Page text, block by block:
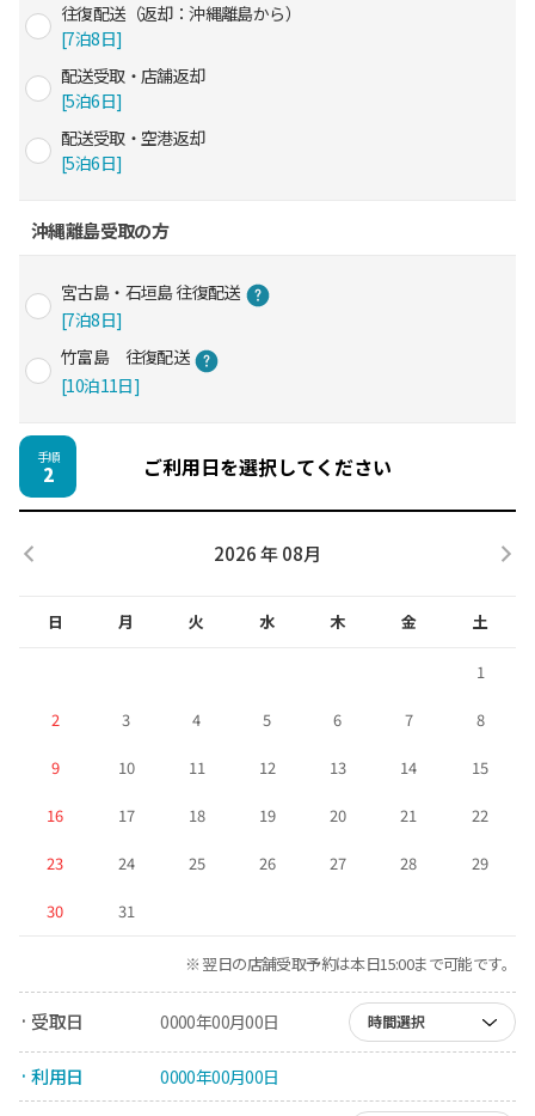
往復配送（返却：沖縄離島から）
[7泊8日]
配送受取・店舗返却
[5泊6日]
配送受取・空港返却
[5泊6日]
沖縄離島受取の方
宮古島・石垣島 往復配送
[7泊8日]
竹富島 往復配送
[10泊11日]
手順
2 ご利用日を選択してください
2026 年 08月
日 月 火 水 木 金 土
1
2 3 4 5 6 7 8
9 10 11 12 13 14 15
16 17 18 19 20 21 22
23 24 25 26 27 28 29
30 31
※ 翌日の店舗受取予約は本日15:00まで可能です。
· 受取日 0000年00月00日 時間選択
· 利用日 0000年00月00日